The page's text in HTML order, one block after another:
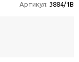
Артикул: 3884/1B